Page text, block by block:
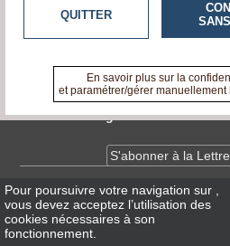
Contactez-nous
A propos de tvlocale.fr
Devenir délégué
S'abonner à la
InfosCNIL/RGPD
Conditions Générales d'Utilisation
Pour poursuivre votre navigation sur
vous devez acceptez l’utilisation des
cookies nécessaires à son
fonctionnement.
QUITTER
En savoir plus sur la
et paramétrer/gérer manuellement